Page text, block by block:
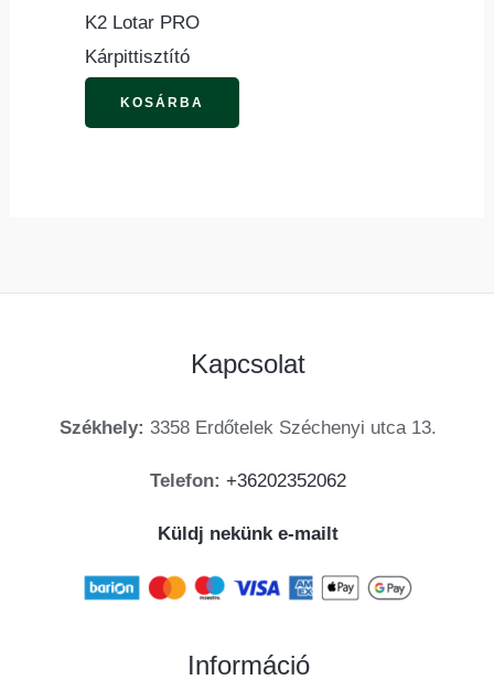
K2 Lotar PRO
Kárpittisztító
KOSÁRBA
Kapcsolat
Székhely: 3358 Erdőtelek Széchenyi utca 13.
Telefon: +36202352062
Küldj nekünk e-mailt
Információ